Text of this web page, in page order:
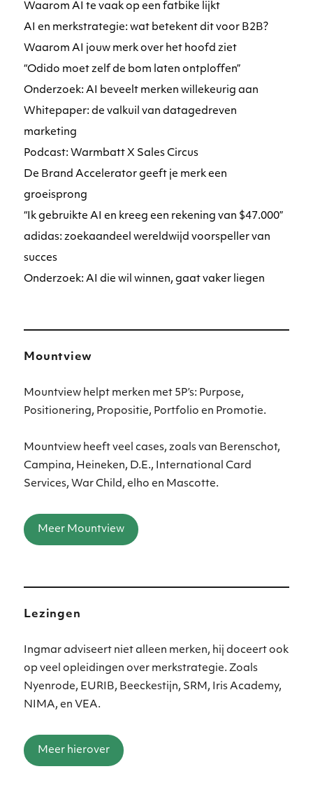
Waarom AI te vaak op een fatbike lijkt
AI en merkstrategie: wat betekent dit voor B2B?
Waarom AI jouw merk over het hoofd ziet
“Odido moet zelf de bom laten ontploffen”
Onderzoek: AI beveelt merken willekeurig aan
Whitepaper: de valkuil van datagedreven
marketing
Podcast: Warmbatt X Sales Circus
De Brand Accelerator geeft je merk een
groeisprong
“Ik gebruikte AI en kreeg een rekening van $47.000”
adidas: zoekaandeel wereldwijd voorspeller van
succes
Onderzoek: AI die wil winnen, gaat vaker liegen
Mountview
Mountview helpt merken met 5P’s: Purpose,
Positionering, Propositie, Portfolio en Promotie.
Mountview heeft veel cases, zoals van Berenschot,
Campina, Heineken, D.E., International Card
Services, War Child, elho en Mascotte.
Meer Mountview
Lezingen
Ingmar adviseert niet alleen merken, hij doceert ook
op veel opleidingen over merkstrategie. Zoals
Nyenrode, EURIB, Beeckestijn, SRM, Iris Academy,
NIMA, en VEA.
Meer hierover